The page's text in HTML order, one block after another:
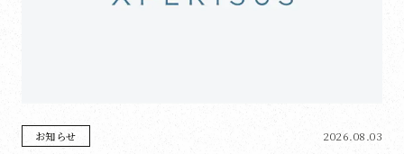
お知らせ 2026.08.03